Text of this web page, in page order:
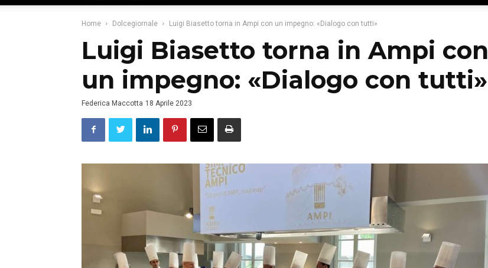
Home Dolcegiornale Luigi Biasetto torna in Ampi con un impegno: «Dialogo con tutti»
Luigi Biasetto torna in Ampi con
un impegno: «Dialogo con tutti»
Federica Maccotta 18 Aprile 2023